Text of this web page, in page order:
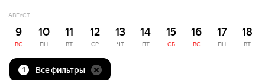
АВГУСТ
9
ВС
10
ПН
11
ВТ
12
СР
13
ЧТ
14
ПТ
15
СБ
16
ВС
17
ПН
18
ВТ
1 Все фильтры